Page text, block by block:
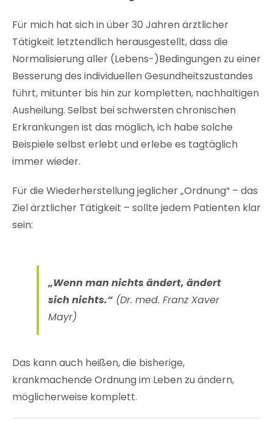
Für mich hat sich in über 30 Jahren ärztlicher
Tätigkeit letztendlich herausgestellt, dass die
Normalisierung aller (Lebens-)Bedingungen zu einer
Besserung des individuellen Gesundheitszustandes
führt, mitunter bis hin zur kompletten, nachhaltigen
Ausheilung. Selbst bei schwersten chronischen
Erkrankungen ist das möglich, ich habe solche
Beispiele selbst erlebt und erlebe es tagtäglich
immer wieder.
Für die Wiederherstellung jeglicher „Ordnung“ – das
Ziel ärztlicher Tätigkeit – sollte jedem Patienten klar
sein:
„Wenn man nichts ändert, ändert
sich nichts.“(Dr. med. Franz Xaver
Mayr)
Das kann auch heißen, die bisherige,
krankmachende Ordnung im Leben zu ändern,
möglicherweise komplett.